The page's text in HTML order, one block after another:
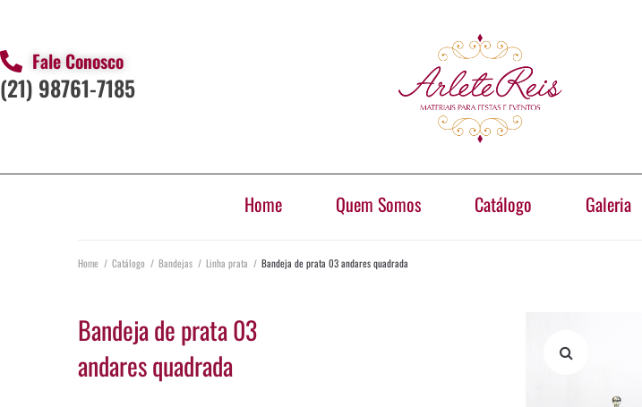
Fale Conosco
(21) 98761-7185
Home Quem Somos Catálogo Galeria
Home / Catálogo / Bandejas / Linha prata / Bandeja de prata 03 andares quadrada
Bandeja de prata 03
andares quadrada